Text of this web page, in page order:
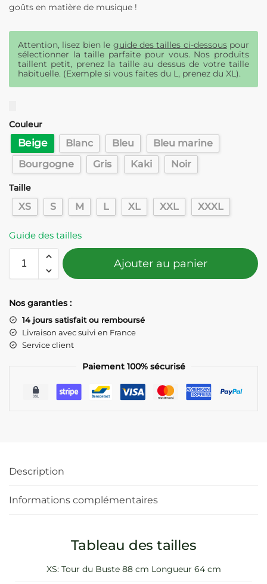
goûts en matière de musique !
Attention, lisez bien le guide des tailles ci-dessouspour
sélectionner la taille parfaite pour vous. Nos produits
taillent petit, prenez la taille au dessus de votre taille
habituelle. (Exemple si vous faites du L, prenez du XL).
Couleur
Beige Blanc Bleu
Bleu marine
Bourgogne
Gris Kaki Noir
Taille
XS S M L XL XXL XXXL
Guide des tailles
Ajouter au panier
Nos garanties :
14 jours satisfait ou remboursé
Livraison avec suivi en France
Service client
Paiement 100% sécurisé
Description
Informations complémentaires
Tableau des tailles
XS: Tour du Buste 88 cm Longueur 64 cm